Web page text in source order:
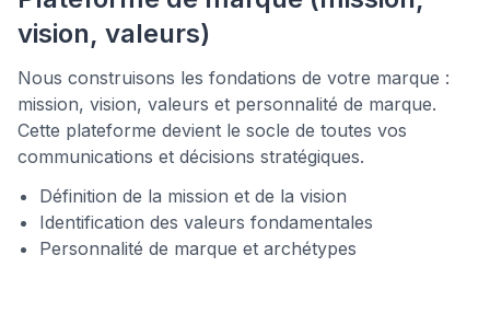
vision, valeurs)
Nous construisons les fondations de votre marque :
mission, vision, valeurs et personnalité de marque.
Cette plateforme devient le socle de toutes vos
communications et décisions stratégiques.
Définition de la mission et de la vision
Identification des valeurs fondamentales
Personnalité de marque et archétypes